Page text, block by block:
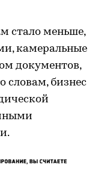
стало меньше,
камеральные
документов,
словам, бизнес